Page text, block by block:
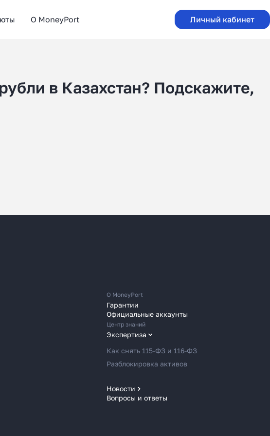
Личный кабинет
О MoneyPort
в Казахстан? Подскажите,
О MoneyPort
Гарантии
Официальные аккаунты
Центр знаний
Экспертиза
Как снять 115-ФЗ и 116-ФЗ
Разблокировка активов
Новости
Новости MoneyPort
Вопросы и ответы